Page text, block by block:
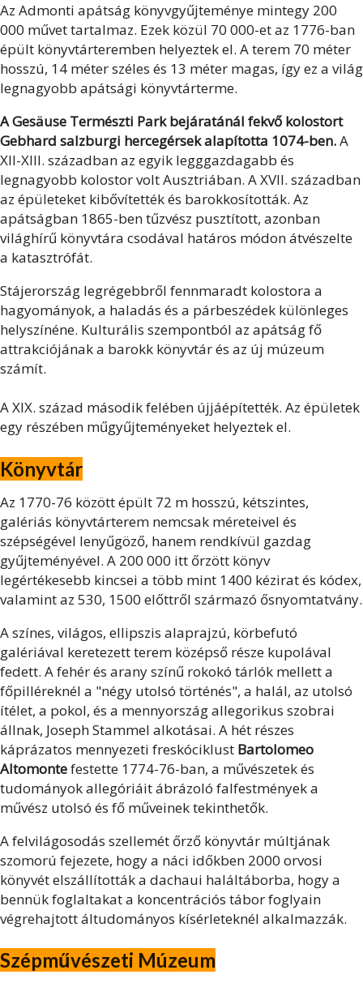
Az Admonti apátság könyvgyűjteménye mintegy 200
000 művet tartalmaz. Ezek közül 70 000-et az 1776-ban
épült könyvtárteremben helyeztek el. A terem 70 méter
hosszú, 14 méter széles és 13 méter magas, így ez a világ
legnagyobb apátsági könyvtárterme.
A Gesäuse Természti Park bejáratánál fekvő kolostort
Gebhard salzburgi hercegérsek alapította 1074-ben.A
XII-XIII. században az egyik legggazdagabb és
legnagyobb kolostor volt Ausztriában. A XVII. században
az épületeket kibővítették és barokkosították. Az
apátságban 1865-ben tűzvész pusztított, azonban
világhírű könyvtára csodával határos módon átvészelte
a katasztrófát.
Stájerország legrégebbről fennmaradt kolostora a
hagyományok, a haladás és a párbeszédek különleges
helyszínéne. Kulturális szempontból az apátság fő
attrakciójának a barokk könyvtár és az új múzeum
számít.
A XIX. század második felében újjáépítették. Az épületek
egy részében műgyűjteményeket helyeztek el.
Könyvtár
Az 1770-76 között épült 72 m hosszú, kétszintes,
galériás könyvtárterem nemcsak méreteivel és
szépségével lenyűgöző, hanem rendkívül gazdag
gyűjteményével. A 200 000 itt őrzött könyv
legértékesebb kincsei a több mint 1400 kézirat és kódex,
valamint az 530, 1500 előttről származó ősnyomtatvány.
A színes, világos, ellipszis alaprajzú, körbefutó
galériával keretezett terem középső része kupolával
fedett. A fehér és arany színű rokokó tárlók mellett a
főpilléreknél a "négy utolsó történés", a halál, az utolsó
ítélet, a pokol, és a mennyország allegorikus szobrai
állnak, Joseph Stammel alkotásai. A hét részes
káprázatos mennyezeti freskóciklust Bartolomeo
Altomontefestette 1774-76-ban, a művészetek és
tudományok allegóriáit ábrázoló falfestmények a
művész utolsó és fő műveinek tekinthetők.
A felvilágosodás szellemét őrző könyvtár múltjának
szomorú fejezete, hogy a náci időkben 2000 orvosi
könyvét elszállították a dachaui haláltáborba, hogy a
bennük foglaltakat a koncentrációs tábor foglyain
végrehajtott áltudományos kísérleteknél alkalmazzák.
Szépművészeti Múzeum